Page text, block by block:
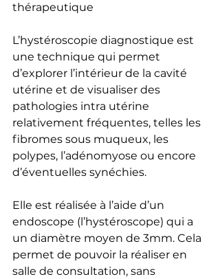
thérapeutique
L’hystéroscopie diagnostique est
une technique qui permet
d’explorer l’intérieur de la cavité
utérine et de visualiser des
pathologies intra utérine
relativement fréquentes, telles les
fibromes sous muqueux, les
polypes, l’adénomyose ou encore
d’éventuelles synéchies.
Elle est réalisée à l’aide d’un
endoscope (l’hystéroscope) qui a
un diamètre moyen de 3mm. Cela
permet de pouvoir la réaliser en
salle de consultation, sans